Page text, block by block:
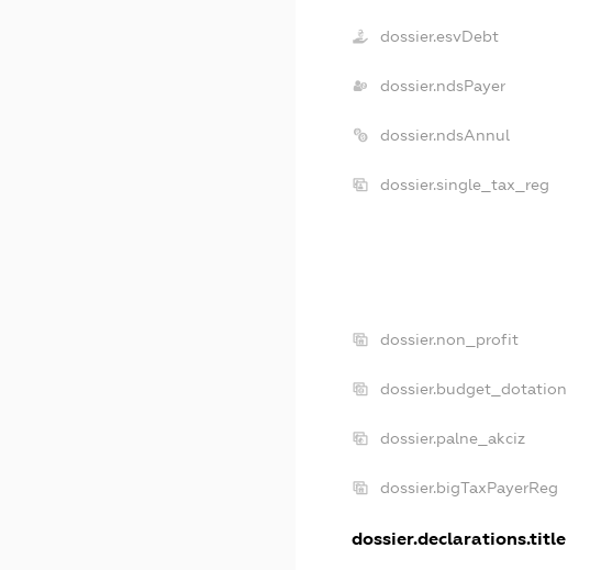
dossier.esvDebt
dossier.ndsPayer
dossier.ndsAnnul
dossier.single_tax_reg
dossier.non_profit
dossier.budget_dotation
dossier.palne_akciz
dossier.bigTaxPayerReg
dossier.declarations.title